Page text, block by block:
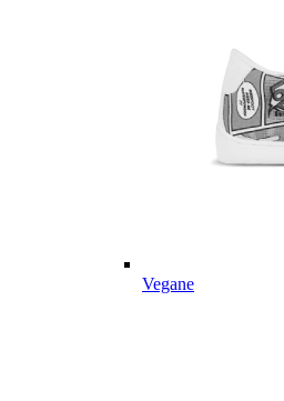
Vegane